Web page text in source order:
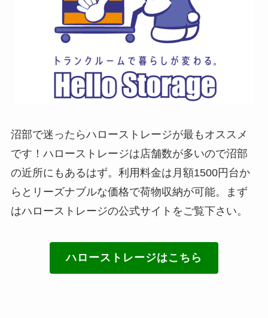
沼部で迷ったらハローストレージが最もオススメ
です！ハローストレージは店舗数が多いので沼部
の近所にもあるはず。利用料金は月額1500円台か
らとリーズナブルな価格で荷物収納が可能。まず
はハローストレージの公式サイトをご覧下さい。
ハローストレージはこちら